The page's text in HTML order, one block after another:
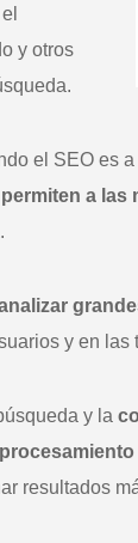
y otros
el SEO es a
permiten a las
y en las
y la
resultados